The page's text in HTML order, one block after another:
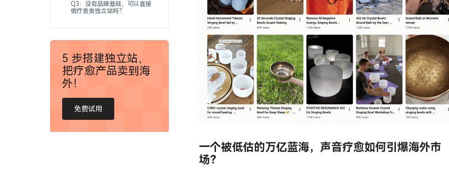
Q3：没有品牌基础，可以直接
做疗愈类独立站吗？
5 步搭建独立站，
把疗愈产品卖到海
外！
免费试用
一个被低估的万亿蓝海，声音疗愈如何引爆海外市
场？